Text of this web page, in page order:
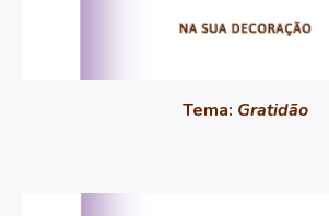
Tema: Gratidão